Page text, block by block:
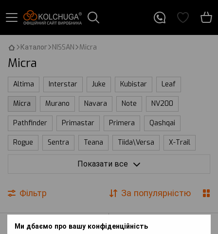
Ми дбаємо про вашу конфіденційність
Каталог NISSAN Micra
Micra
Altima Interstar Juke Kubistar Leaf
Micra Murano Navara Note NV200
Pathfinder Primastar Primera Qashqai
Rogue Sentra Teana Tiida\Versa X-Trail
Показати все
Фільтр За популярністю